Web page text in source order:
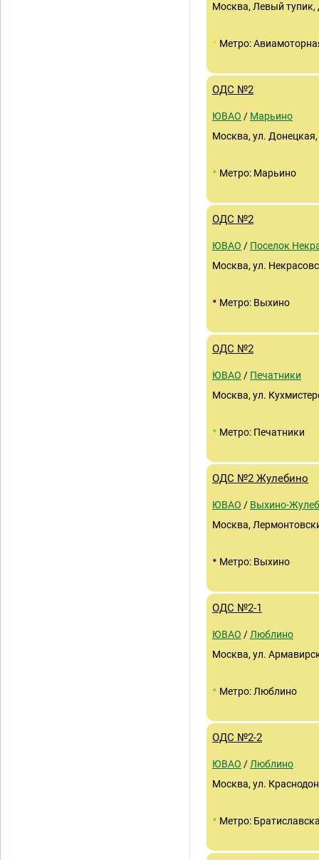
Москва, Левый тупик,
• Метро:
ОДС №2
ЮВАО / Марьино
Москва, ул. Донецкая,
• Метро: Марьино
ОДС №2
ЮВАО / Поселок
Москва, ул.
• Метро: Выхино
ОДС №2
ЮВАО / Печатники
Москва, ул.
• Метро: Печатники
ОДС №2 Жулебино
ЮВАО / Выхино-
Москва,
• Метро: Выхино
ОДС №2-1
ЮВАО / Люблино
Москва, ул.
• Метро: Люблино
ОДС №2-2
ЮВАО / Люблино
Москва, ул.
• Метро: